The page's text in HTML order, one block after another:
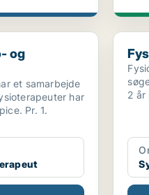
Vejl...
og
et samarbejde
har
Pr. 1.
2 år